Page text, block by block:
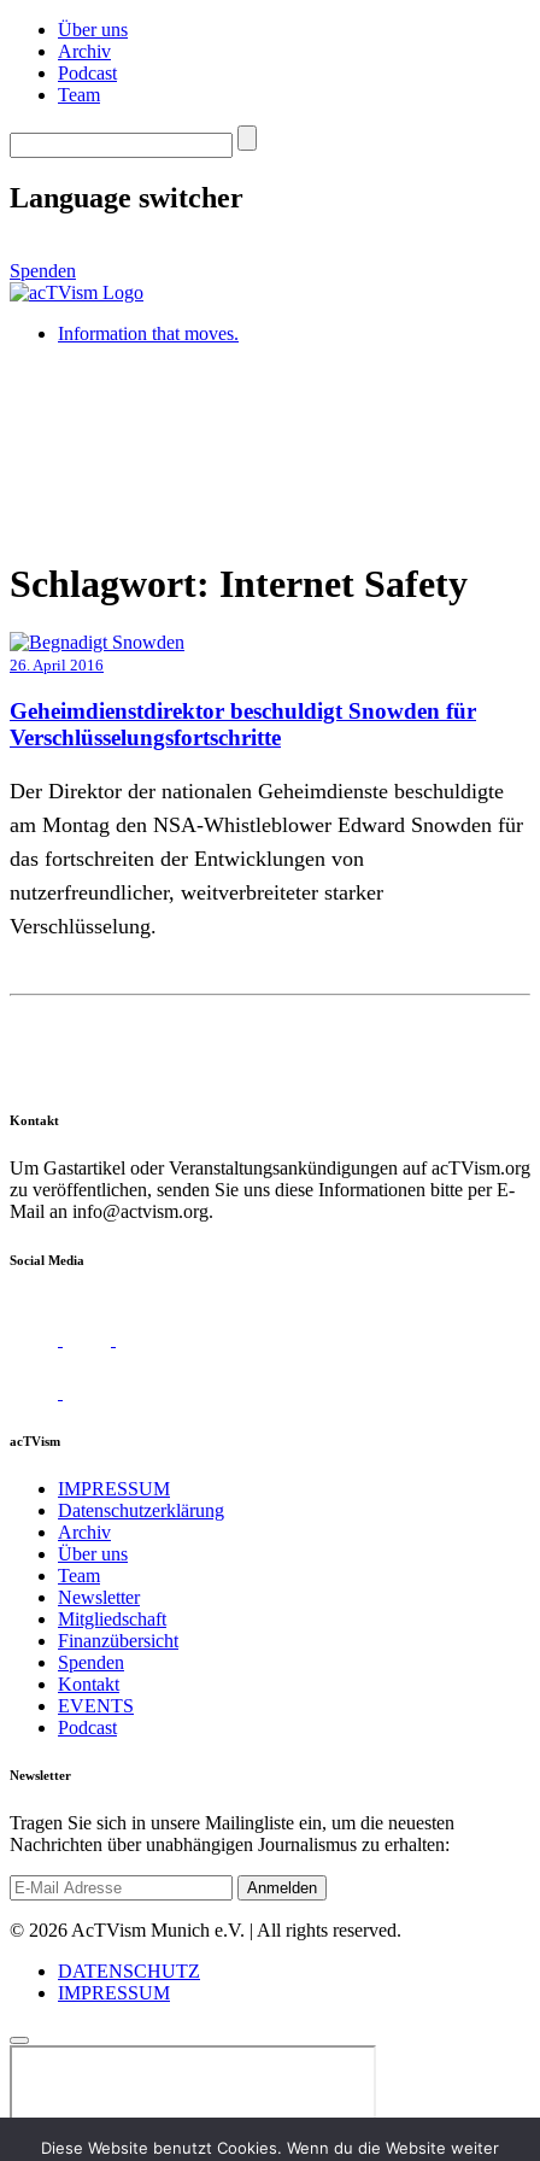
Über uns
Archiv
Podcast
Team
Language switcher
Spenden
Information that moves.
Schlagwort: Internet Safety
26. April 2016
Geheimdienstdirektor beschuldigt Snowden für
Verschlüsselungsfortschritte
Der Direktor der nationalen Geheimdienste beschuldigte
am Montag den NSA-Whistleblower Edward Snowden für
das fortschreiten der Entwicklungen von
nutzerfreundlicher, weitverbreiteter starker
Verschlüsselung.
Kontakt
Um Gastartikel oder Veranstaltungsankündigungen auf acTVism.org
zu veröffentlichen, senden Sie uns diese Informationen bitte per E-
Mail an info@actvism.org.
Social Media
acTVism
IMPRESSUM
Datenschutzerklärung
Archiv
Über uns
Team
Newsletter
Mitgliedschaft
Finanzübersicht
Spenden
Kontakt
EVENTS
Podcast
Newsletter
Tragen Sie sich in unsere Mailingliste ein, um die neuesten
Nachrichten über unabhängigen Journalismus zu erhalten:
© 2026 AcTVism Munich e.V. | All rights reserved.
DATENSCHUTZ
IMPRESSUM
Diese Website benutzt Cookies. Wenn du die Website weiter